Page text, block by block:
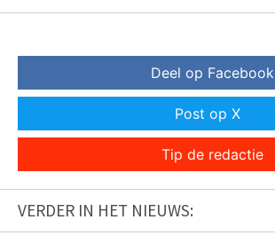
Deel op Facebook
Post op X
Tip de redactie
VERDER IN HET NIEUWS: